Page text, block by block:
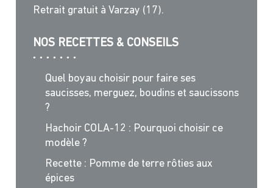
Retrait gratuit à Varzay (17).
NOS RECETTES & CONSEILS
Quel boyau choisir pour faire ses
saucisses, merguez, boudins et saucissons
?
Hachoir COLA-12 : Pourquoi choisir ce
modèle ?
Recette : Pomme de terre rôties aux
épices